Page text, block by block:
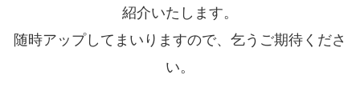
紹介いたします。
随時アップしてまいりますので、乞うご期待くださ
い。